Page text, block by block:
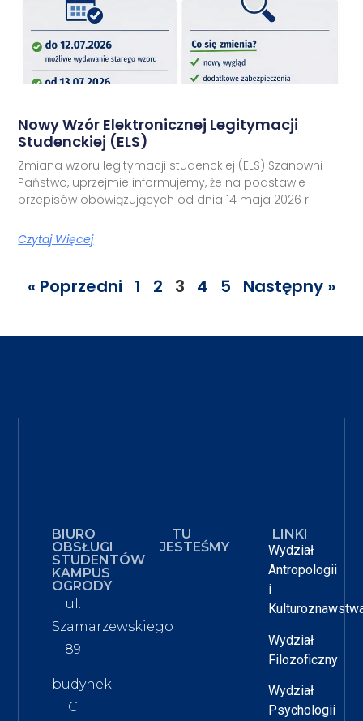
Nowy Wzór Elektronicznej Legitymacji
Studenckiej (ELS)
Zmiana wzoru legitymacji studenckiej (ELS) Szanowni
Państwo, uprzejmie informujemy, że na podstawie
przepisów obowiązujących od dnia 14 maja 2026 r.
Czytaj Więcej
« Poprzedni 1 2 3 4 5 Następny »
BIURO
OBSŁUGI
STUDENTÓW
KAMPUS
OGRODY
ul.
Szamarzewskiego
89
budynek
C
TU
JESTEŚMY
LINKI
Wydział
Antropologii
i
Wydział
Filozoficzny
Wydział
Psychologii